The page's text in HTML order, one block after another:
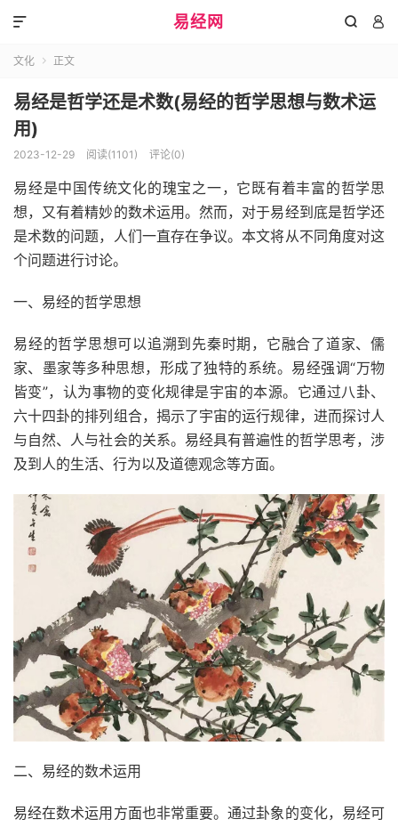
易经网  

文化  正文
易经是哲学还是术数(易经的哲学思想与数术运
用)
2023-12-29 阅读(1101) 评论(0)
易经是中国传统文化的瑰宝之一，它既有着丰富的哲学思
想，又有着精妙的数术运用。然而，对于易经到底是哲学还
是术数的问题，人们一直存在争议。本文将从不同角度对这
个问题进行讨论。
一、易经的哲学思想
易经的哲学思想可以追溯到先秦时期，它融合了道家、儒
家、墨家等多种思想，形成了独特的系统。易经强调“万物
皆变”，认为事物的变化规律是宇宙的本源。它通过八卦、
六十四卦的排列组合，揭示了宇宙的运行规律，进而探讨人
与自然、人与社会的关系。易经具有普遍性的哲学思考，涉
及到人的生活、行为以及道德观念等方面。
二、易经的数术运用
易经在数术运用方面也非常重要。通过卦象的变化，易经可